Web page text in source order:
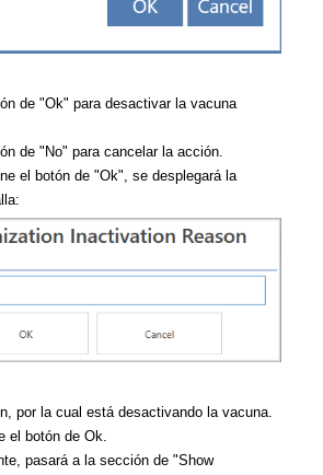
de "Ok" para desactivar la vacuna
de "No" para cancelar la acción.
el botón de "Ok", se desplegará la
por la cual está desactivando la vacuna.
el botón de Ok.
pasará a la sección de "Show